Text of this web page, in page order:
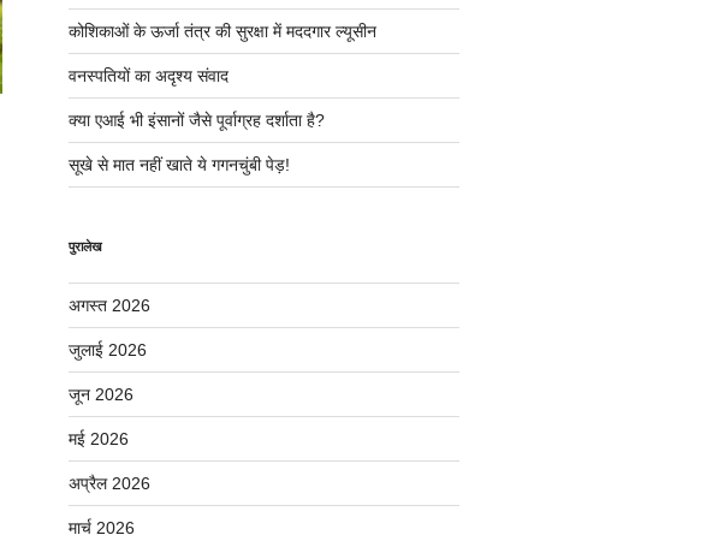
कोशिकाओं के ऊर्जा तंत्र की सुरक्षा में मददगार ल्यूसीन
वनस्पतियों का अदृश्य संवाद
क्या एआई भी इंसानों जैसे पूर्वाग्रह दर्शाता है?
सूखे से मात नहीं खाते ये गगनचुंबी पेड़!
पुरालेख
अगस्त 2026
जुलाई 2026
जून 2026
मई 2026
अप्रैल 2026
मार्च 2026